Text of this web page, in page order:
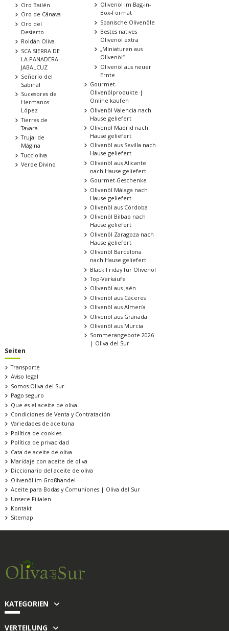
Oro Bailén
Oro de Cánava
Oro del
Desierto
Roldán Oliva
SCA SIERRA DE
LA PANADERA
JABALCUZ
Señorío del
Sabinal
Sucesores de
Hermanos
López
Tierras de
Tavara
Trujal de
Mágina
Tuccioliva
Verde Divino
Olivenöl im Bag-in-
Box-Format
Spanische Olivenöle
Bestes natives
Olivenöl extra
„Miniaturen aus
Olivenöl“
Olivenöl aus neuer
Ernte
Gourmet-
Olivenölprodukte |
Online kaufen
Olivenöl Valencia nach
Hause geliefert
Olivenöl Madrid nach
Hause geliefert
Olivenöl aus Sevilla nach
Hause geliefert
Olivenöl aus Alicante
nach Hause geliefert
Gourmet-Geschenke
Olivenöl Málaga nach
Hause geliefert
Olivenöl aus Córdoba
Olivenöl Bilbao nach
Hause geliefert
Olivenöl Zaragoza nach
Hause geliefert
Olivenöl Barcelona
nach Hause geliefert
Black Friday für Olivenöl
Top-Verkäufe
Olivenöl aus Jaén
Olivenöl aus Cáceres
Olivenöl aus Almería
Olivenöl aus Granada
Olivenöl aus Murcia
Sommerangebote 2026
| Oliva del Sur
Seiten
Transporte
Aviso legal
Somos Oliva del Sur
Pago seguro
Que es el aceite de oliva
Condiciones de Venta y Contratación
Variedades de aceituna
Política de cookies
Política de privacidad
Cata de aceite de oliva
Maridaje con aceite de oliva
Diccionario del aceite de oliva
Olivenöl im Großhandel
Aceite para Bodas y Comuniones | Oliva del Sur
Unsere Filialen
Kontakt
Sitemap
KATEGORIEN
VERTEILUNG